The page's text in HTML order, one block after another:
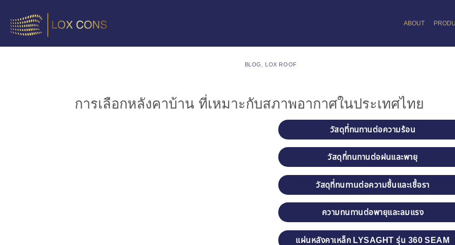
ABOUT
BLOG LOX ROOF
การเลือกหลังคาบ้าน ที่เหมาะกับสภาพอากาศในประเทศไทย
วัสดุที่ทนทานต่อความร้อน
วัสดุที่ทนทานต่อฝนและพายุ
วัสดุที่ทนทานต่อความชื้นและเชื้อรา
ความทนทานต่อพายุและลมแรง
แผ่นหลังคาเหล็ก LYSAGHT รุ่น 360 SEAM